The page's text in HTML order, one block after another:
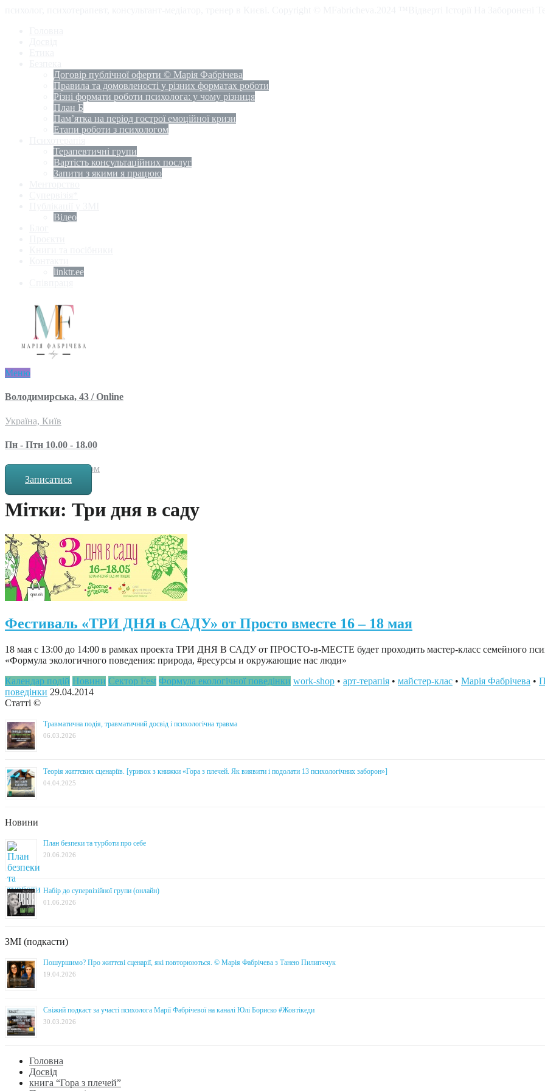
Договір публічної оферти © Марія Фабрічева
Правила та домовленості у різних форматах роботи
Різні формати роботи психолога: у чому різниця
План Б
Пам’ятка на період гострої емоційної кризи
Етапи роботи з психологом
Терапевтичні групи
Вартість консультаційних послуг
Запити з якими я працюю
Відео
linktr.ee
Меню
Володимирська, 43 / Online
Україна, Київ
Пн - Птн 10.00 - 18.00
за попереднім записом
Записатися
Мітки: Три дня в саду
Фестиваль «ТРИ ДНЯ в САДУ» от Просто вместе 16 – 18 мая
18 мая с 13:00 до 14:00 в рамках проекта ТРИ ДНЯ В САДУ от ПРОСТО-в-МЕСТЕ будет проходить мастер-класс семейного
«Формула экологичного поведения: природа, #ресурсы и окружающие нас люди»
Календар подій Новини Сектор Fest Формула екологічної поведінки work-shop • арт-терапія • майстер-клас • Марія Фабрічева •
поведінки 29.04.2014
Статті ©
Травматична подія, травматичний досвід і психологічна травма
06.03.2026
Теорія життєвих сценаріїв. [уривок з книжки «Гора з плечей. Як виявити і подолати 13 психологічних заборон»]
04.04.2025
Новини
План безпеки та турботи про себе
20.06.2026
Набір до супервізійної групи (онлайн)
01.06.2026
ЗМІ (подкасти)
Пошуршимо? Про життєві сценарії, які повторюються. © Марія Фабрічева з Танею Пилипччук
19.04.2026
Свіжий подкаст за участі психолога Марії Фабрічевої на каналі Юлі Бориско #Жовтікеди
30.03.2026
Головна
Досвід
книга “Гора з плечей”